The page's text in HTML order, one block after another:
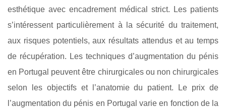
esthétique avec encadrement médical strict. Les patients
s’intéressent particulièrement à la sécurité du traitement,
aux risques potentiels, aux résultats attendus et au temps
de récupération. Les techniques d’augmentation du pénis
en Portugal peuvent être chirurgicales ou non chirurgicales
selon les objectifs et l’anatomie du patient. Le prix de
l’augmentation du pénis en Portugal varie en fonction de la